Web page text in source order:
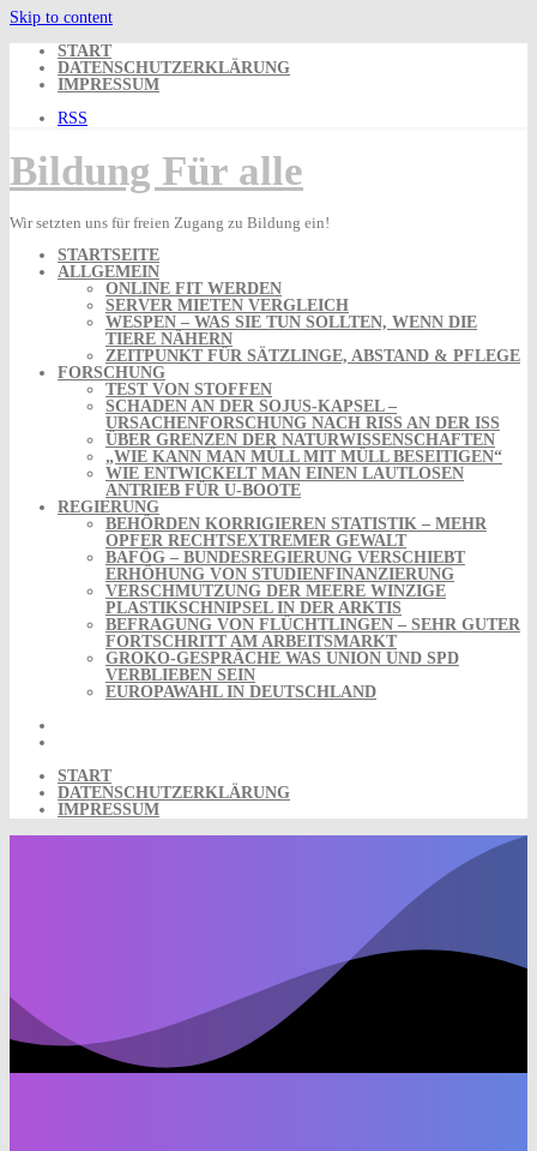
Skip to content
START
DATENSCHUTZERKLÄRUNG
IMPRESSUM
RSS
Bildung Für alle
Wir setzten uns für freien Zugang zu Bildung ein!
STARTSEITE
ALLGEMEIN
ONLINE FIT WERDEN
SERVER MIETEN VERGLEICH
WESPEN – WAS SIE TUN SOLLTEN, WENN DIE
TIERE NÄHERN
ZEITPUNKT FÜR SÄTZLINGE, ABSTAND & PFLEGE
FORSCHUNG
TEST VON STOFFEN
SCHADEN AN DER SOJUS-KAPSEL –
URSACHENFORSCHUNG NACH RISS AN DER ISS
ÜBER GRENZEN DER NATURWISSENSCHAFTEN
„WIE KANN MAN MÜLL MIT MÜLL BESEITIGEN“
WIE ENTWICKELT MAN EINEN LAUTLOSEN
ANTRIEB FÜR U-BOOTE
REGIERUNG
BEHÖRDEN KORRIGIEREN STATISTIK – MEHR
OPFER RECHTSEXTREMER GEWALT
BAFÖG – BUNDESREGIERUNG VERSCHIEBT
ERHÖHUNG VON STUDIENFINANZIERUNG
VERSCHMUTZUNG DER MEERE WINZIGE
PLASTIKSCHNIPSEL IN DER ARKTIS
BEFRAGUNG VON FLÜCHTLINGEN – SEHR GUTER
FORTSCHRITT AM ARBEITSMARKT
GROKO-GESPRÄCHE WAS UNION UND SPD
VERBLIEBEN SEIN
EUROPAWAHL IN DEUTSCHLAND
START
DATENSCHUTZERKLÄRUNG
IMPRESSUM